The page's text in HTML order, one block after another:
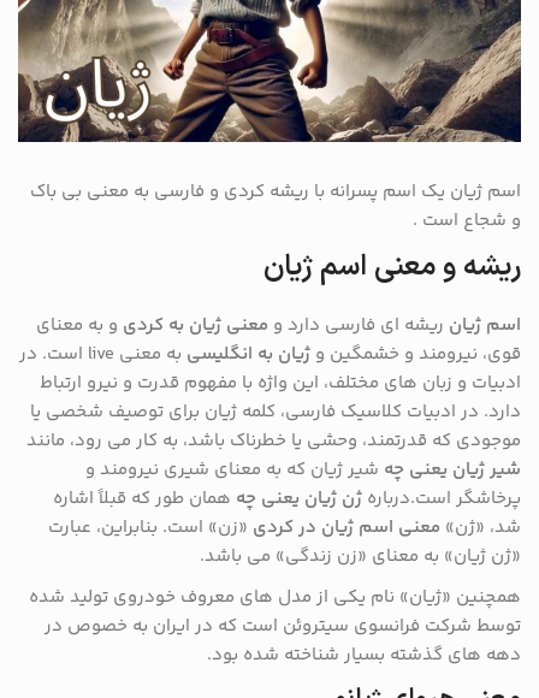
اسم ژیان یک اسم پسرانه با ریشه کردی و فارسی به معنی بی باک
و شجاع است .
ریشه و معنی اسم ژیان
اسم ژیان ریشه ای فارسی دارد و معنی ژیان به کردی و به معنای
قوی، نیرومند و خشمگین و ژیان به انگلیسی
به معنی live است. در
ادبیات و زبان های مختلف، این واژه با مفهوم قدرت و نیرو ارتباط
دارد. در ادبیات کلاسیک فارسی، کلمه ژیان برای توصیف شخصی یا
موجودی که قدرتمند، وحشی یا خطرناک باشد، به کار می رود، مانند
شیر ژیان یعنی چه شیر ژیان که به معنای شیری نیرومند و
پرخاشگر است.درباره ژن ژیان یعنی چه همان طور که قبلاً اشاره
شد، «ژن» معنی اسم ژیان در کردی «زن» است. بنابراین، عبارت
«ژن ژیان» به معنای «زن زندگی» می باشد.
همچنین «ژیان» نام یکی از مدل های معروف خودروی تولید شده
توسط شرکت فرانسوی سیتروئن است که در ایران به خصوص در
دهه های گذشته بسیار شناخته شده بود.